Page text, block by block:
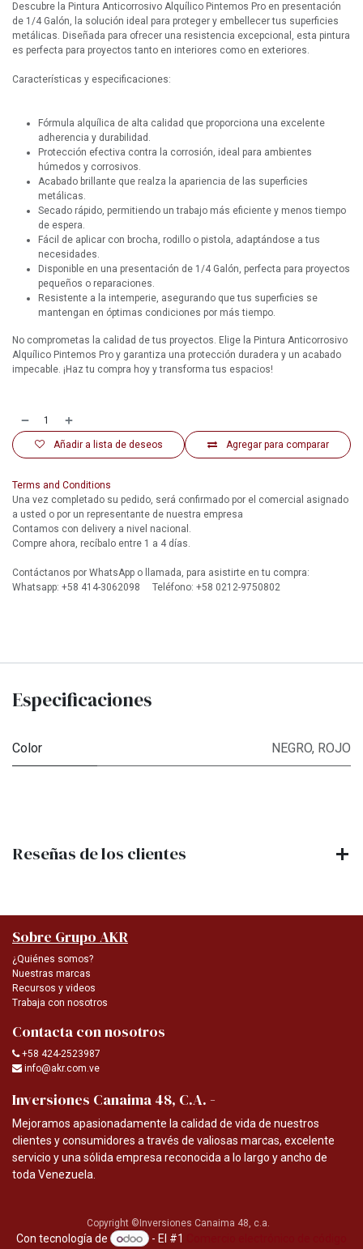
Descubre la Pintura Anticorrosivo Alquílico Pintemos Pro en presentación
de 1/4 Galón, la solución ideal para proteger y embellecer tus superficies
metálicas. Diseñada para ofrecer una resistencia excepcional, esta pintura
es perfecta para proyectos tanto en interiores como en exteriores.
Características y especificaciones:
Fórmula alquílica de alta calidad que proporciona una excelente
adherencia y durabilidad.
Protección efectiva contra la corrosión, ideal para ambientes
húmedos y corrosivos.
Acabado brillante que realza la apariencia de las superficies
metálicas.
Secado rápido, permitiendo un trabajo más eficiente y menos tiempo
de espera.
Fácil de aplicar con brocha, rodillo o pistola, adaptándose a tus
necesidades.
Disponible en una presentación de 1/4 Galón, perfecta para proyectos
pequeños o reparaciones.
Resistente a la intemperie, asegurando que tus superficies se
mantengan en óptimas condiciones por más tiempo.
No comprometas la calidad de tus proyectos. Elige la Pintura Anticorrosivo
Alquílico Pintemos Pro y garantiza una protección duradera y un acabado
impecable. ¡Haz tu compra hoy y transforma tus espacios!
Agregar para comparar
Añadir a lista de deseos
Terms and Conditions
Una vez completado su pedido, será confirmado por el comercial asignado
a usted o por un representante de nuestra empresa
Contamos con delivery a nivel nacional.
Compre ahora, recíbalo entre 1 a 4 días.
Contáctanos por WhatsApp o llamada, para asistirte en tu compra:
Whatsapp: +58 414-3062098 Teléfono: +58 0212-9750802
Especificaciones
Color NEGRO, ROJO
Reseñas de los clientes
Sobre Grupo AKR
¿Quiénes somos?
Nuestras marcas
Recursos y videos
Trabaja con nosotros
Contacta con nosotros
+58 424-2523987
info@akr.com.ve
Inversiones Canaima 48, C.A. -
Mejoramos apasionadamente la calidad de vida de nuestros
clientes y consumidores a través de valiosas marcas, excelente
servicio y una sólida empresa reconocida a lo largo y ancho de
toda Venezuela.
Copyright ©Inversiones Canaima 48, c.a.
Con tecnología de - El #1